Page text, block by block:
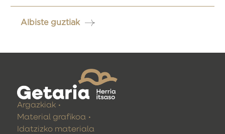
Albiste guztiak
Argazkiak
Material grafikoa
Idatzizko materiala